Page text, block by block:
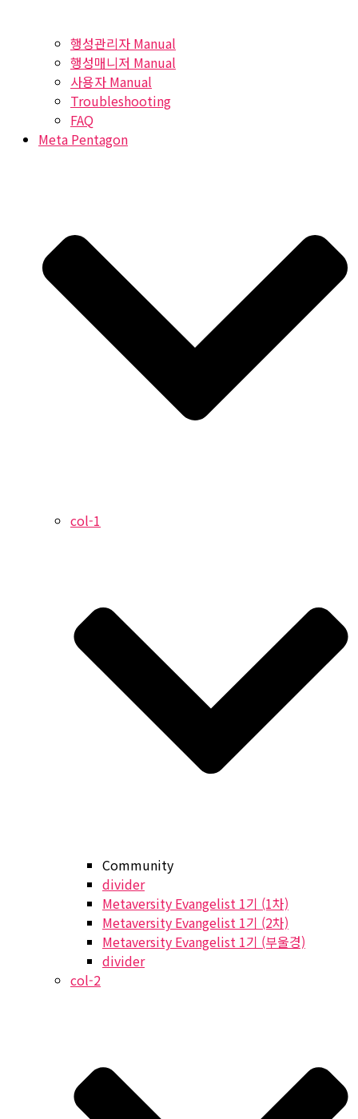
행성관리자 Manual
행성매니저 Manual
사용자 Manual
Troubleshooting
FAQ
Meta Pentagon
col-1
Community
divider
Metaversity Evangelist 1기 (1차)
Metaversity Evangelist 1기 (2차)
Metaversity Evangelist 1기 (부울경)
divider
col-2